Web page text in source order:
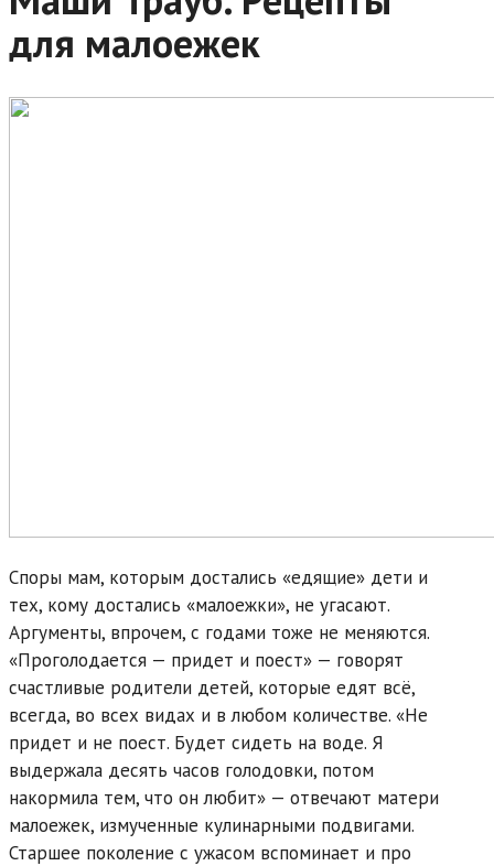
для малоежек
Споры мам, которым достались «едящие» дети и
тех, кому достались «малоежки», не угасают.
Аргументы, впрочем, с годами тоже не меняются.
«Проголодается — придет и поест» — говорят
счастливые родители детей, которые едят всё,
всегда, во всех видах и в любом количестве. «Не
придет и не поест. Будет сидеть на воде. Я
выдержала десять часов голодовки, потом
накормила тем, что он любит» — отвечают матери
малоежек, измученные кулинарными подвигами.
Старшее поколение с ужасом вспоминает и про